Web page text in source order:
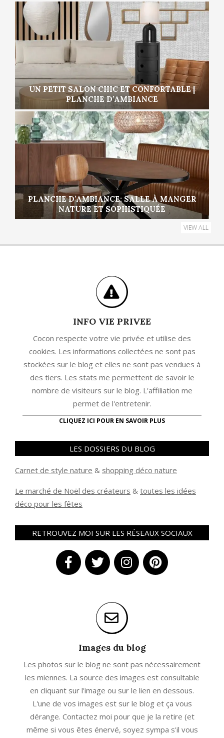
UN PETIT SALON CHIC ET CONFORTABLE |
PLANCHE D’AMBIANCE
PLANCHE D’AMBIANCE: SALLE À MANGER
NATURE ET SOPHISTIQUÉE
VIEW ALL
INFO VIE PRIVEE
Cocon respecte votre vie privée et utilise des
cookies. Les informations collectées ne sont pas
stockées sur le blog et elles ne sont pas vendues à
des tiers. Les stats me permettent de savoir le
nombre de visiteurs sur le blog. L'affiliation me
permet de l'entretenir.
CLIQUEZ ICI POUR EN SAVOIR PLUS
LES DOSSIERS DU BLOG
Carnet de style nature & shopping déco nature
Le marché de Noël des créateurs & toutes les idées
déco pour les fêtes
RETROUVEZ MOI SUR LES RÉSEAUX SOCIAUX
Images du blog
Les photos sur le blog ne sont pas nécessairement
les miennes. La source des images est consultable
en cliquant sur l'image ou sur le lien en dessous.
L'une de vos images est sur le blog et ça vous
dérange. Contactez moi pour que je la retire (et
même si vous êtes énervé, soyez sympa s'il vous